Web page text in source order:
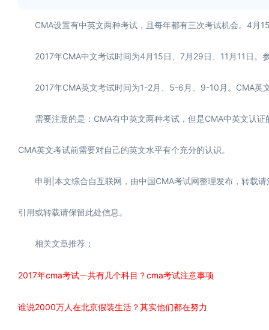
CMA设置有中英文两种考试，且每年都有三次考试机会。4月
2017年CMA中文考试时间为4月15日、7月29日、11月11日。
2017年CMA英文考试时间为1-2月、5-6月、9-10月。CMA英
需要注意的是：CMA有中英文两种考试，但是CMA中英文认证
CMA英文考试前需要对自己的英文水平有个充分的认识。
申明|本文综合自互联网，由中国CMA考试网整理发布，转载请
引用或转载请保留此处信息。
相关文章推荐：
2017年cma考试一共有几个科目？cma考试注意事项
谁说2000万人在北京假装生活？其实他们都在努力